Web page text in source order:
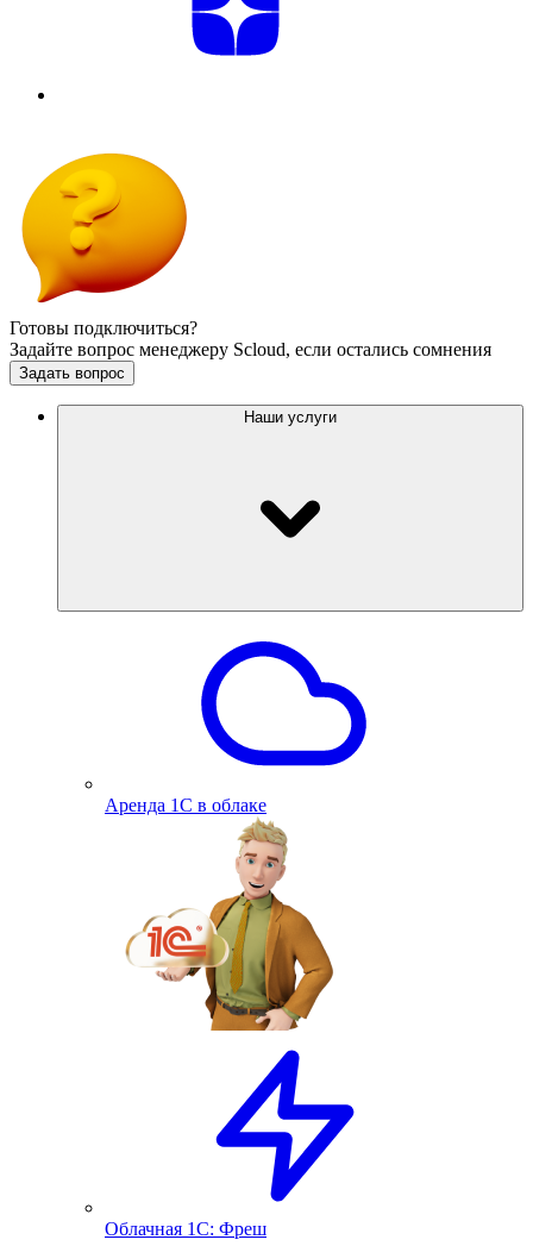
Готовы подключиться?
Задайте вопрос менеджеру Scloud, если остались сомнения
Задать вопрос
Наши услуги
Аренда 1С в облаке
Облачная 1С: Фреш